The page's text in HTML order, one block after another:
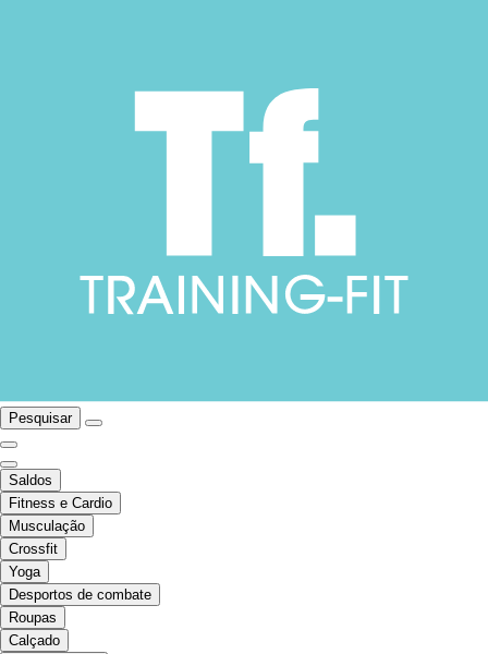
Pesquisar
Saldos
Fitness e Cardio
Musculação
Crossfit
Yoga
Desportos de combate
Roupas
Calçado